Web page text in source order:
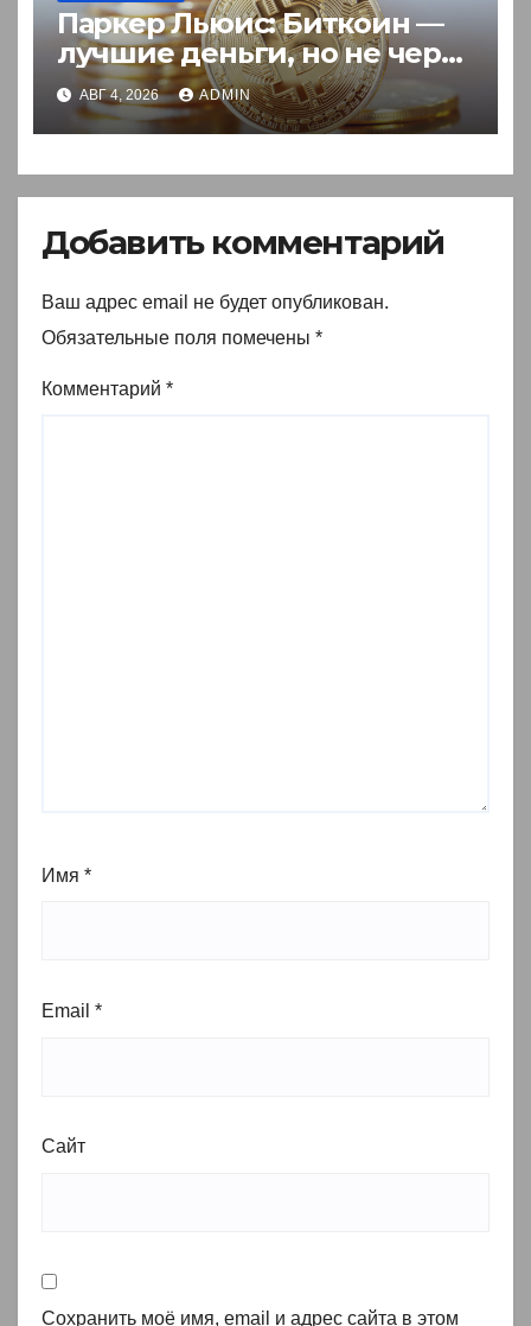
Паркер Льюис: Биткоин —
лучшие деньги, но не через
акции
АВГ 4, 2026 ADMIN
Добавить комментарий
Ваш адрес email не будет опубликован.
Обязательные поля помечены *
Комментарий *
Имя *
Email *
Сайт
Сохранить моё имя, email и адрес сайта в этом